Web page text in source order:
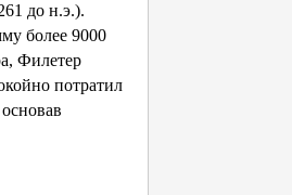
до н.э.).
более 9000
Филетер
потратил